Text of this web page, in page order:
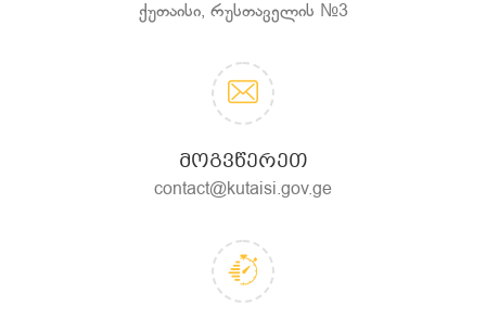
ქუთაისი, რუსთაველის №3
ᲛᲝᲒᲕᲬᲔᲠᲔᲗ
contact@kutaisi.gov.ge